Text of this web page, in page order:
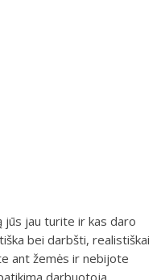
jūs jau turite ir kas daro
bei darbšti, realistiškai
ant žemės ir nebijote
darbuotoja.